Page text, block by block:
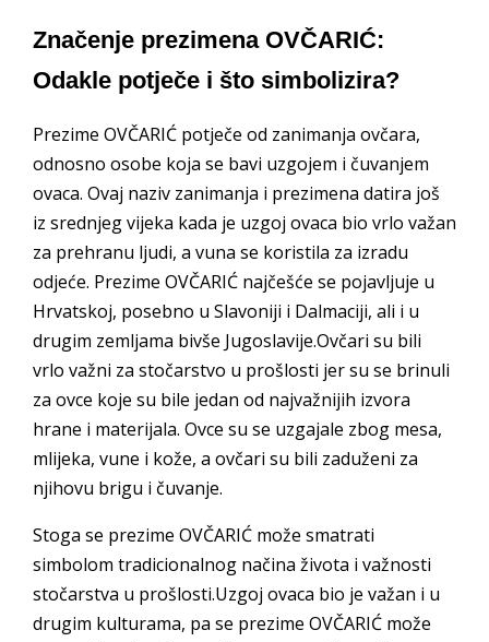
Značenje prezimena OVČARIĆ:
Odakle potječe i što simbolizira?
Prezime OVČARIĆ potječe od zanimanja ovčara,
odnosno osobe koja se bavi uzgojem i čuvanjem
ovaca. Ovaj naziv zanimanja i prezimena datira još
iz srednjeg vijeka kada je uzgoj ovaca bio vrlo važan
za prehranu ljudi, a vuna se koristila za izradu
odjeće. Prezime OVČARIĆ najčešće se pojavljuje u
Hrvatskoj, posebno u Slavoniji i Dalmaciji, ali i u
drugim zemljama bivše Jugoslavije.Ovčari su bili
vrlo važni za stočarstvo u prošlosti jer su se brinuli
za ovce koje su bile jedan od najvažnijih izvora
hrane i materijala. Ovce su se uzgajale zbog mesa,
mlijeka, vune i kože, a ovčari su bili zaduženi za
njihovu brigu i čuvanje.
Stoga se prezime OVČARIĆ može smatrati
simbolom tradicionalnog načina života i važnosti
stočarstva u prošlosti.Uzgoj ovaca bio je važan i u
drugim kulturama, pa se prezime OVČARIĆ može